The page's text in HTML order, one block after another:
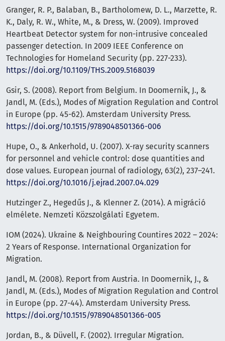
Granger, R. P., Balaban, B., Bartholomew, D. L., Marzette, R.
K., Daly, R. W., White, M., & Dress, W. (2009). Improved
Heartbeat Detector system for non-intrusive concealed
passenger detection. In 2009 IEEE Conference on
Technologies for Homeland Security (pp. 227-233).
https://doi.org/10.1109/THS.2009.5168039
Gsir, S. (2008). Report from Belgium. In Doomernik, J., &
Jandl, M. (Eds.), Modes of Migration Regulation and Control
in Europe (pp. 45-62). Amsterdam University Press.
https://doi.org/10.1515/9789048501366-006
Hupe, O., & Ankerhold, U. (2007). X-ray security scanners
for personnel and vehicle control: dose quantities and
dose values. European journal of radiology, 63(2), 237–241.
https://doi.org/10.1016/j.ejrad.2007.04.029
Hutzinger Z., Hegedűs J., & Klenner Z. (2014). A migráció
elmélete. Nemzeti Közszolgálati Egyetem.
IOM (2024). Ukraine & Neighbouring Countires 2022 – 2024:
2 Years of Response. International Organization for
Migration.
Jandl, M. (2008). Report from Austria. In Doomernik, J., &
Jandl, M. (Eds.), Modes of Migration Regulation and Control
in Europe (pp. 27-44). Amsterdam University Press.
https://doi.org/10.1515/9789048501366-005
Jordan, B., & Düvell, F. (2002). Irregular Migration.